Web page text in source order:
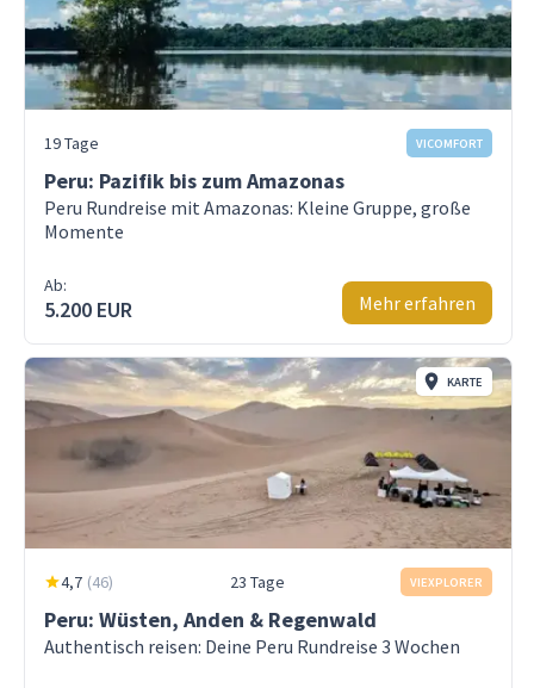
19 Tage VICOMFORT
Peru: Pazifik bis zum Amazonas
Peru Rundreise mit Amazonas: Kleine Gruppe, große
Momente
Ab:
5.200 EUR Mehr erfahren
KARTE
4,7 (46) 23 Tage VIEXPLORER
Peru: Wüsten, Anden & Regenwald
Authentisch reisen: Deine Peru Rundreise 3 Wochen